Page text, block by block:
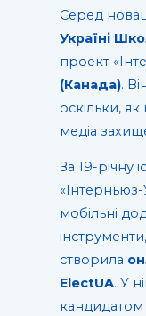
Серед
Україні
проект
(Канада).
оскільки,
медіа
За 19-річну
мобільні
створила
ElectUA. У
кандидатом